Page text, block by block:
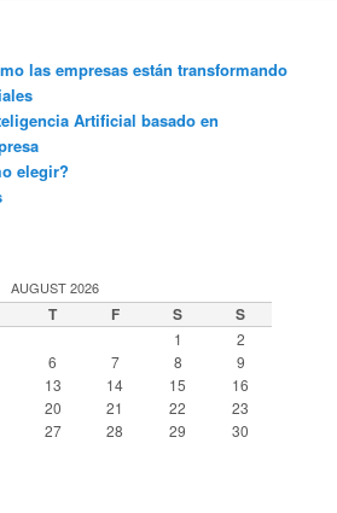
las empresas están transformando
Artificial basado en
elegir?
AUGUST 2026
T F S S
1
2
6 7 8
9
13 14 15
16
20 21 22
23
27 28 29
30